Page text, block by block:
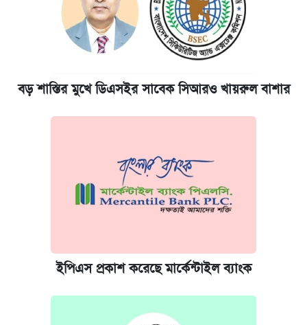
বড় শাস্তির মুখে ডিএসইর সাবেক সিআরও খায়রুল বাশার
ইপিএস প্রকাশ করেছে মার্কেন্টাইল ব্যাংক